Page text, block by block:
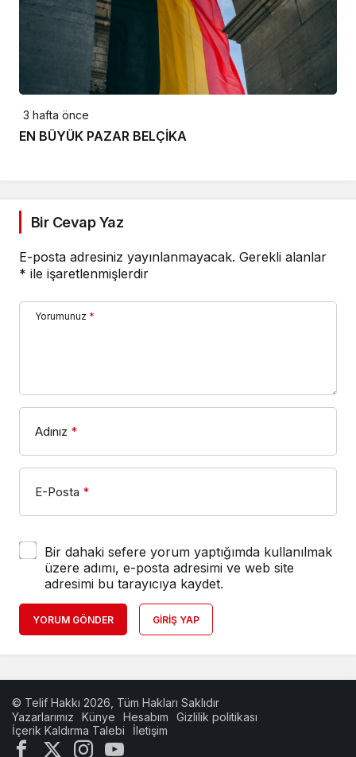
3 hafta önce
EN BÜYÜK PAZAR BELÇİKA
Bir Cevap Yaz
E-posta adresiniz yayınlanmayacak. Gerekli alanlar
* ile işaretlenmişlerdir
Yorumunuz *
Adınız *
E-Posta *
Bir dahaki sefere yorum yaptığımda kullanılmak
üzere adımı, e-posta adresimi ve web site
adresimi bu tarayıcıya kaydet.
YORUM GÖNDER GIRIŞ YAP
© Telif Hakkı 2026, Tüm Hakları Saklıdır
Yazarlarımız
Künye Hesabım
Gizlilik politikası
İçerik Kaldırma Talebi
İletişim